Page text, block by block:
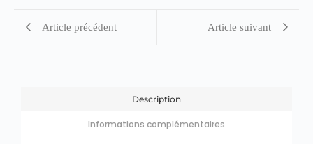
Article précédent Article suivant
Description
Informations complémentaires